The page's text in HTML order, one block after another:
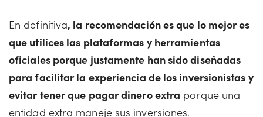
En definitiva, la recomendación es que lo mejor es
que utilices las plataformas y herramientas
oficiales porque justamente han sido diseñadas
para facilitar la experiencia de los inversionistas y
evitar tener que pagar dinero extra porque una
entidad extra maneje sus inversiones.